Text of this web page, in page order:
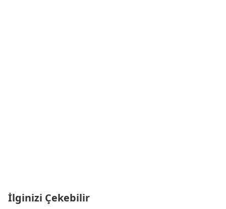
İlginizi Çekebilir